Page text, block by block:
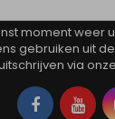
moment weer
gebruiken uit
via